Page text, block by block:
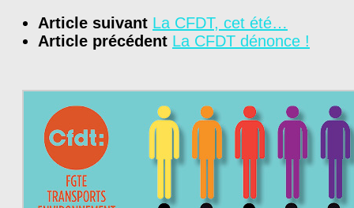
Article suivant La CFDT, cet été…
Article précédent La CFDT dénonce !